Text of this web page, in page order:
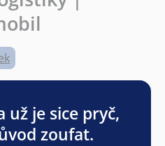
už je sice pryč,
zoufat.